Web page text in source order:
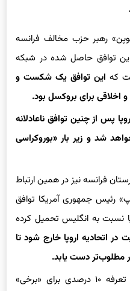
توافق حاصل شده در شبکه
کهاین توافق یک شکست و
اخلاقی برای بروکسل بود.
پس از چنین توافق ناعادلانه
شد و زیر بار «بوروکراسی
فرانسه نیز در همین ارتباط
رئیس جمهوری آمریکا توافق
نسبت به انگلیس تحمیل کرده
اتحادیه اروپا خارج شود تا
مطلوب‌تر دست یابد.
وی خاطرنشان کرد که کاخ سفید تعرفه ۱۰ درصدی برای «برخی»
کرده است، در حالی که بر اساس